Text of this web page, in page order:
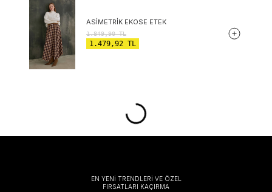
ASIMETRIK EKOSE ETEK
1.849,90TL
1.479,92 TL
EN YENİ TRENDLERİ VE ÖZEL
FIRSATLARI KAÇIRMA